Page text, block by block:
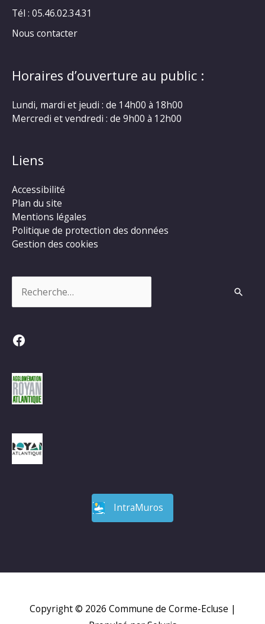
Tél : 05.46.02.34.31
Nous contacter
Horaires d’ouverture au public :
Lundi, mardi et jeudi : de 14h00 à 18h00
Mercredi et vendredi : de 9h00 à 12h00
Liens
Accessibilité
Plan du site
Mentions légales
Politique de protection des données
Gestion des cookies
Facebook
IntraMuros
Copyright © 2026 Commune de Corme-Ecluse |